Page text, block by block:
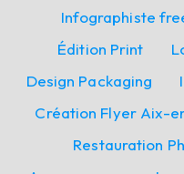
Infographiste
Édition Print
Design Packaging
Création Flyer Aix-
Restauration